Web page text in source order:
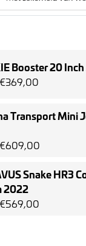
Booster 20
Transport Mini
Snake HR3
2022